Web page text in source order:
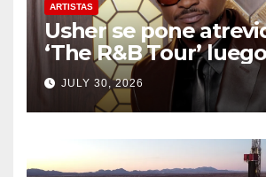
ARTISTAS
Usher se pone
‘The R&B Tour’
drama de un fan
JULY 30, 2026